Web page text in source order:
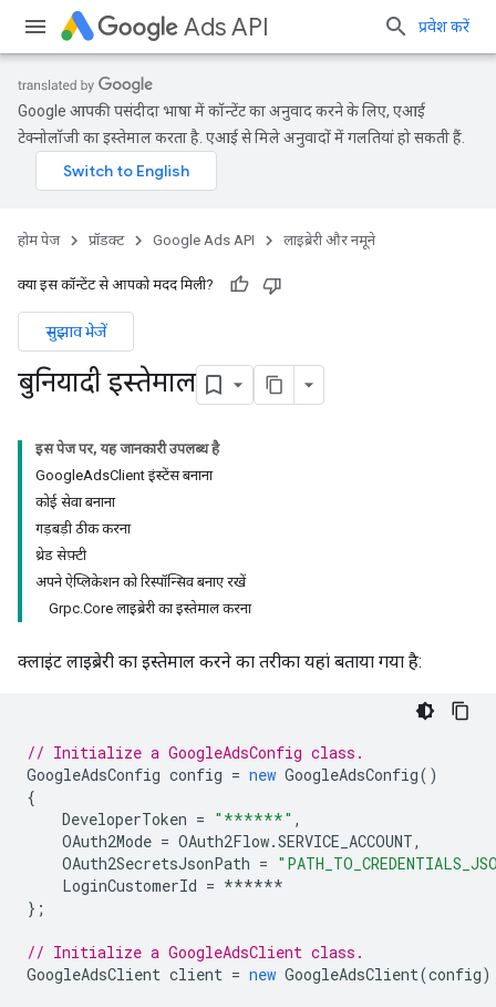
Ads API प्रवेश करें
Google आपकी पसंदीदा भाषा में कॉन्टेंट का अनुवाद करने के लिए, एआई
टेक्नोलॉजी का इस्तेमाल करता है. एआई से मिले अनुवादों में गलतियां हो सकती हैं.
होम पेज प्रॉडक्ट Google Ads API लाइब्रेरी और नमूने
क्या इस कॉन्टेंट से आपको मदद मिली?
सुझाव भेजें
बुनियादी इस्तेमाल
इस पेज पर, यह जानकारी उपलब्ध है
GoogleAdsClient इंस्टेंस बनाना
कोई सेवा बनाना
गड़बड़ी ठीक करना
थ्रेड सेफ़्टी
अपने ऐप्लिकेशन को रिस्पॉन्सिव बनाए रखें
Grpc.Core लाइब्रेरी का इस्तेमाल करना
क्लाइंट लाइब्रेरी का इस्तेमाल करने का तरीका यहां बताया गया है:
// Initialize a GoogleAdsConfig class.
GoogleAdsConfig config = new GoogleAdsConfig()
{
DeveloperToken = "******" ,
OAuth2Mode = OAuth2Flow.SERVICE_ACCOUNT,
OAuth2SecretsJsonPath =
LoginCustomerId = ******
};
// Initialize a GoogleAdsClient class.
GoogleAdsClient client = new GoogleAdsClient(config